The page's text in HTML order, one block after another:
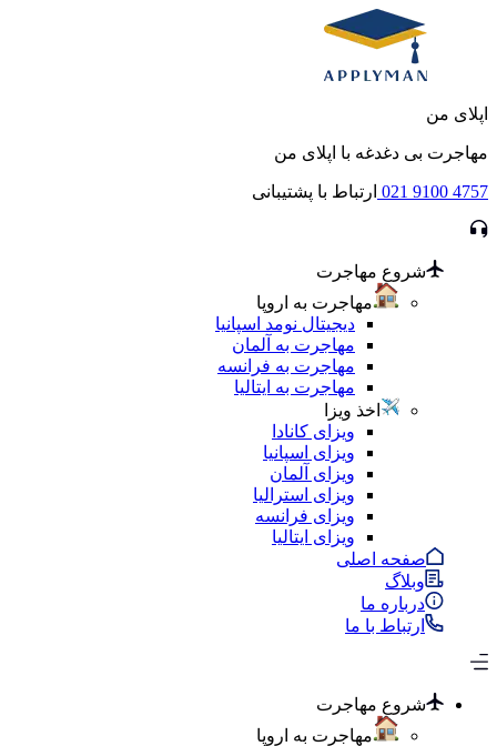
اپلای من
مهاجرت بی دغدغه با اپلای من
021 9100 4757 ارتباط با پشتیبانی
شروع مهاجرت
مهاجرت به اروپا
دیجیتال نومد اسپانیا
مهاجرت به آلمان
مهاجرت به فرانسه
مهاجرت به ایتالیا
اخذ ویزا
ویزای کانادا
ویزای اسپانیا
ویزای آلمان
ویزای استرالیا
ویزای فرانسه
ویزای ایتالیا
صفحه اصلی
وبلاگ
درباره ما
ارتباط با ما
شروع مهاجرت
مهاجرت به اروپا